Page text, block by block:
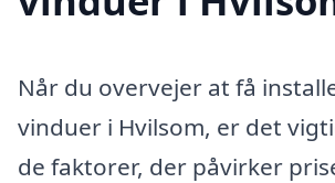
Når du overvejer at få
vinduer i Hvilsom, er det
de faktorer, der påvirker